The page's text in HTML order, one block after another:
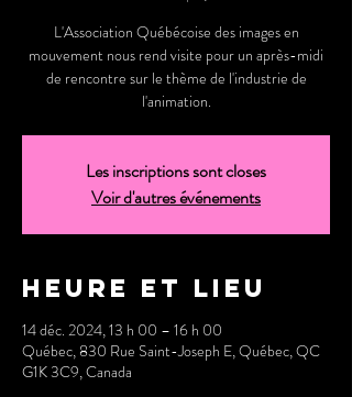
L'Association Québécoise des images en
mouvement nous rend visite pour un après-midi
de rencontre sur le thème de l'industrie de
l'animation.
Les inscriptions sont closes
Voir d'autres événements
Heure et lieu
14 déc. 2024, 13 h 00 – 16 h 00
Québec, 830 Rue Saint-Joseph E, Québec, QC
G1K 3C9, Canada